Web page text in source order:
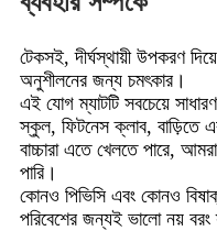
টেকসই, দীর্ঘস্থায়ী উপকরণ
অনুশীলনের জন্য চমৎকার।
এই যোগ ম্যাটটি সবচেয়ে
স্কুল, ফিটনেস ক্লাব, বাড়িতে
বাচ্চারা এতে খেলতে পারে,
পারি।
কোনও পিভিসি এবং কোনও
পরিবেশের জন্যই ভালো নয় বরং